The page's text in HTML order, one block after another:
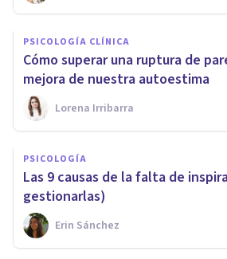
PSICOLOGÍA CLÍNICA
Cómo superar una ruptura de
mejora de nuestra autoestima
Lorena Irribarra
PSICOLOGÍA
Las 9 causas de la falta de
gestionarlas)
Erin Sánchez